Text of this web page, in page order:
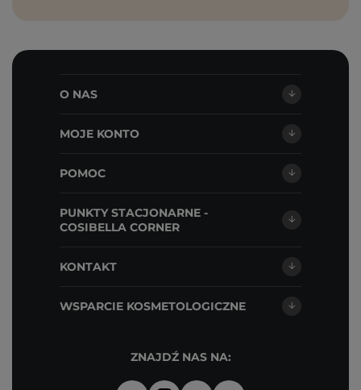
O NAS
MOJE KONTO
POMOC
PUNKTY STACJONARNE -
COSIBELLA CORNER
KONTAKT
WSPARCIE KOSMETOLOGICZNE
ZNAJDŹ NAS NA: